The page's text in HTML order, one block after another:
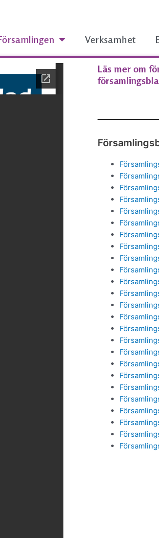
Verksamhet
Läs mer om